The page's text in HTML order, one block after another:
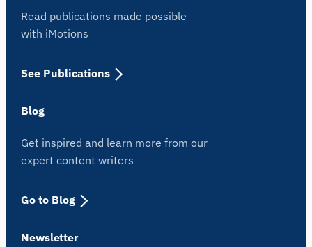
Read publications made possible
with iMotions
See Publications
Blog
Get inspired and learn more from our
expert content writers
Go to Blog
Newsletter